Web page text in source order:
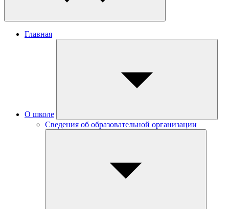
Главная
О школе
Сведения об образовательной организации